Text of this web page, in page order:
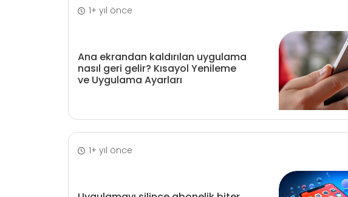
1+ yıl önce
Ana ekrandan kaldırılan uygulama
nasıl geri gelir? Kısayol Yenileme
ve Uygulama Ayarları
1+ yıl önce